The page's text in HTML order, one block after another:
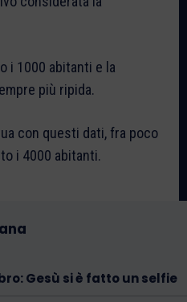
i 1000 abitanti e la
più ripida.
con questi dati, fra poco
i 4000 abitanti.
Gesù si è fatto un selfie